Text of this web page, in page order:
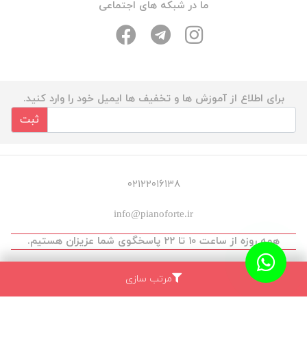
مرتب سازی
ما در شبکه های اجتماعی
برای اطلاع از آموزش ها و تخفیف ها ایمیل خود را وارد کنید.
ثبت
۰۲۱۲۲۰۱۶۱۳۸
info@pianoforte.ir
همه روزه از ساعت ۱۰ تا ۲۲ پاسخگوی شما عزیزان هستیم.